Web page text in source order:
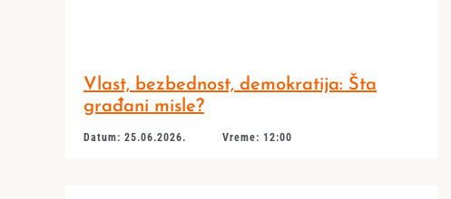
Vlast, bezbednost, demokratija: Šta
građani misle?
Datum: 25.06.2026. Vreme: 12:00